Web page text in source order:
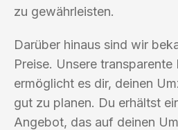
zu gewährleisten.
Darüber hinaus sind wir
Preise. Unsere transparente
ermöglicht es dir, deinen
gut zu planen. Du erhältst
Angebot, das auf deinen